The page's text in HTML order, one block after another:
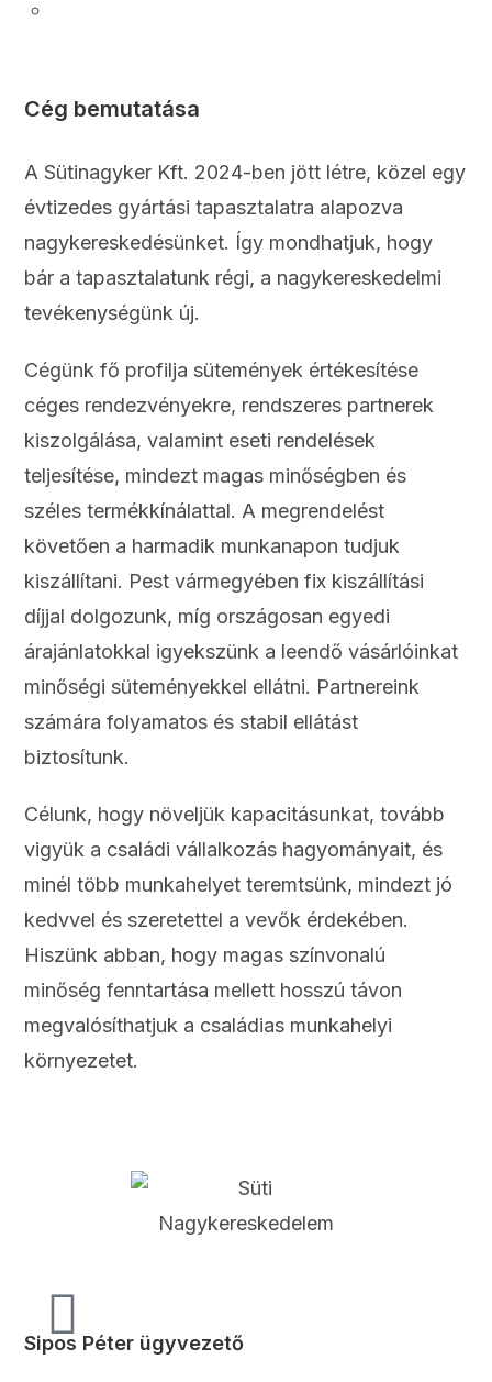
Cég bemutatása
A Sütinagyker Kft. 2024-ben jött létre, közel egy
évtizedes gyártási tapasztalatra alapozva
nagykereskedésünket. Így mondhatjuk, hogy
bár a tapasztalatunk régi, a nagykereskedelmi
tevékenységünk új.
Cégünk fő profilja sütemények értékesítése
céges rendezvényekre, rendszeres partnerek
kiszolgálása, valamint eseti rendelések
teljesítése, mindezt magas minőségben és
széles termékkínálattal. A megrendelést
követően a harmadik munkanapon tudjuk
kiszállítani. Pest vármegyében fix kiszállítási
díjjal dolgozunk, míg országosan egyedi
árajánlatokkal igyekszünk a leendő vásárlóinkat
minőségi süteményekkel ellátni. Partnereink
számára folyamatos és stabil ellátást
biztosítunk.
Célunk, hogy növeljük kapacitásunkat, tovább
vigyük a családi vállalkozás hagyományait, és
minél több munkahelyet teremtsünk, mindezt jó
kedvvel és szeretettel a vevők érdekében.
Hiszünk abban, hogy magas színvonalú
minőség fenntartása mellett hosszú távon
megvalósíthatjuk a családias munkahelyi
környezetet.
Sipos Péter ügyvezető